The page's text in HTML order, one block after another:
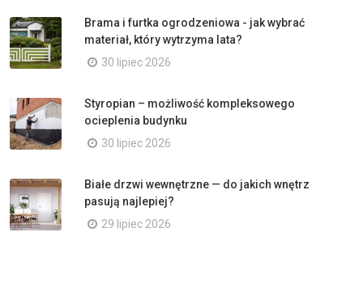
Brama i furtka ogrodzeniowa - jak wybrać
materiał, który wytrzyma lata?
30 lipiec 2026
Styropian – możliwość kompleksowego
ocieplenia budynku
30 lipiec 2026
Białe drzwi wewnętrzne — do jakich wnętrz
pasują najlepiej?
29 lipiec 2026